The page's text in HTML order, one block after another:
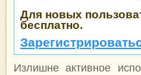
Для новых
бесплатно.
Излишне активное